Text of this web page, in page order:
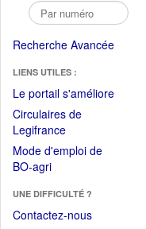
Recherche Avancée
LIENS UTILES :
Le portail s'améliore(Fichier
Circulaires de
Legifrance(Ouvrir
dans
une
fenêtre)
Mode d'emploi de
BO-agri(Ouvrir
une
nouvelle
UNE DIFFICULTÉ ?
Contactez-nous